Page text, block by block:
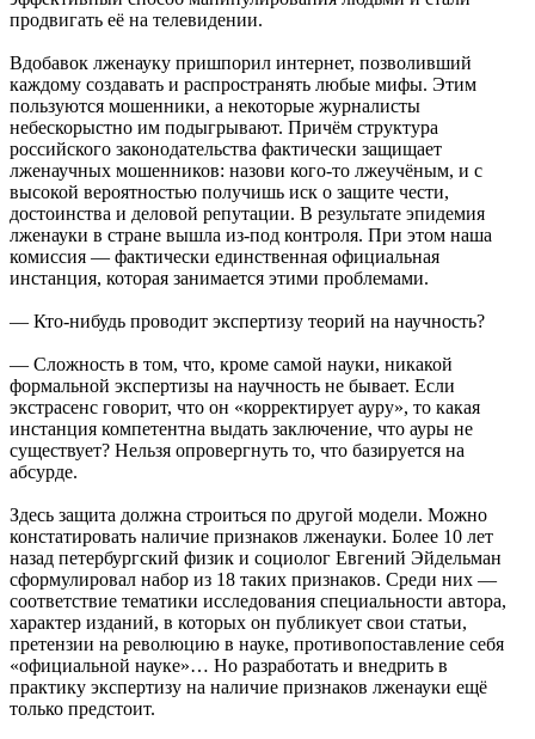
продвигать её на телевидении.
Вдобавок лженауку пришпорил интернет, позволивший
каждому создавать и распространять любые мифы. Этим
пользуются мошенники, а некоторые журналисты
небескорыстно им подыгрывают. Причём структура
российского законодательства фактически защищает
лженаучных мошенников: назови кого-то лжеучёным, и с
высокой вероятностью получишь иск о защите чести,
достоинства и деловой репутации. В результате эпидемия
лженауки в стране вышла из-под контроля. При этом наша
комиссия — фактически единственная официальная
инстанция, которая занимается этими проблемами.
— Кто-нибудь проводит экспертизу теорий на научность?
— Сложность в том, что, кроме самой науки, никакой
формальной экспертизы на научность не бывает. Если
экстрасенс говорит, что он «корректирует ауру», то какая
инстанция компетентна выдать заключение, что ауры не
существует? Нельзя опровергнуть то, что базируется на
абсурде.
Здесь защита должна строиться по другой модели. Можно
констатировать наличие признаков лженауки. Более 10 лет
назад петербургский физик и социолог Евгений Эйдельман
сформулировал набор из 18 таких признаков. Среди них —
соответствие тематики исследования специальности автора,
характер изданий, в которых он публикует свои статьи,
претензии на революцию в науке, противопоставление себя
«официальной науке»… Но разработать и внедрить в
практику экспертизу на наличие признаков лженауки ещё
только предстоит.